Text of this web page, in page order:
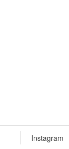
Instagram